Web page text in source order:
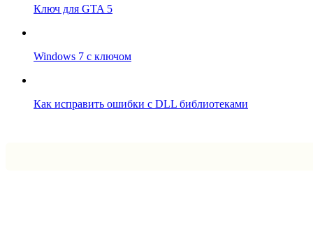
Ключ для GTA 5
Windows 7 с ключом
Как исправить ошибки с DLL библиотеками